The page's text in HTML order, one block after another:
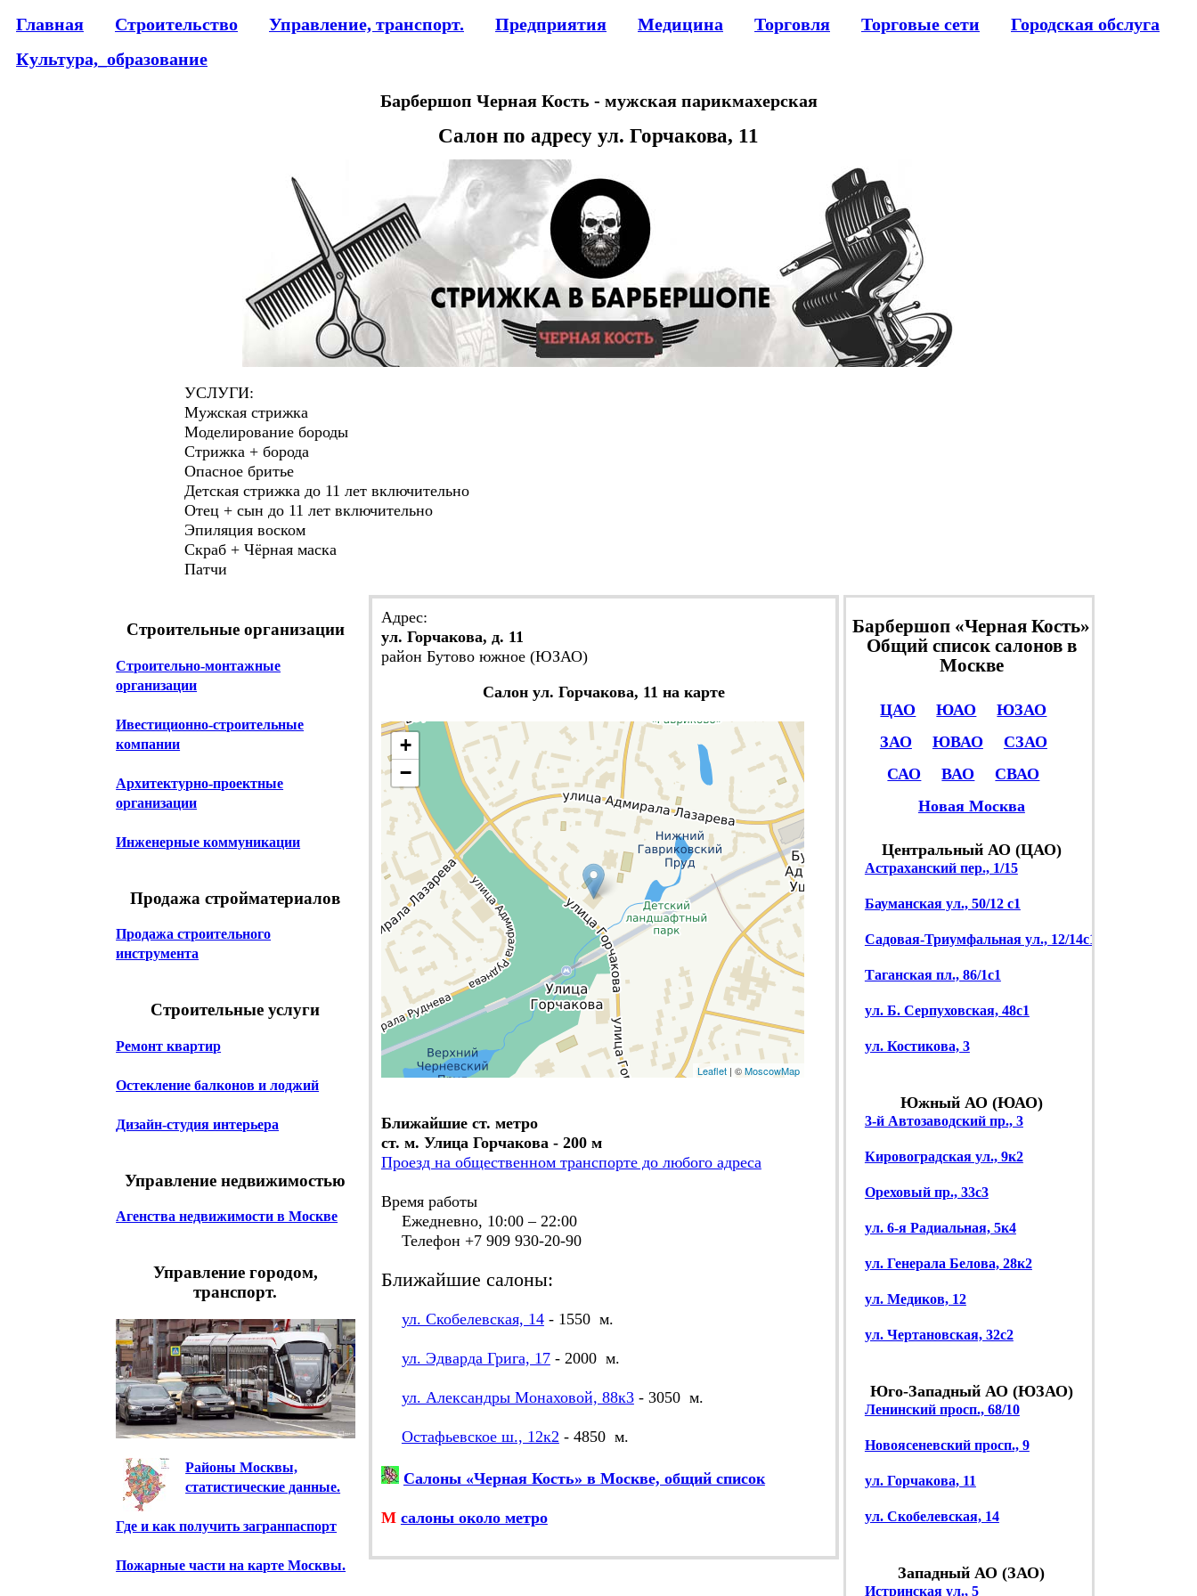
Главная Строительство Управление, транспорт. Предприятия Медицина Торговля Торговые сети
Городская обслуга
Культура,_образование
Барбершоп Черная Кость - мужская парикмахерская
Салон по адресу ул. Горчакова, 11
УСЛУГИ:
Мужская стрижка
Моделирование бороды
Стрижка + борода
Опасное бритье
Детская стрижка до 11 лет включительно
Отец + сын до 11 лет включительно
Эпиляция воском
Скраб + Чёрная маска
Патчи
Строительные организации
Строительно-монтажные
организации
Ивестиционно-строительные
компании
Архитектурно-проектные
организации
Инженерные коммуникации
Продажа стройматериалов
Продажа строительного
инструмента
Строительные услуги
Ремонт квартир
Остекление балконов и лоджий
Дизайн-студия интерьера
Управление недвижимостью
Агенства недвижимости в Москве
Управление городом,
транспорт.
Районы Москвы,
статистические данные.
Где и как получить загранпаспорт
Пожарные части на карте Москвы.
Адрес:
ул. Горчакова, д. 11
район Бутово южное (ЮЗАО)
Салон ул. Горчакова, 11 на карте
+
−
Leaflet| ©MoscowMap
Ближайшие ст. метро
ст. м. Улица Горчакова - 200 м
Проезд на общественном транспорте до любого адреса
Время работы
Ежедневно, 10:00 – 22:00
Телефон +7 909 930-20-90
Ближайшие салоны:
ул. Скобелевская, 14- 1550 м.
ул. Эдварда Грига, 17- 2000 м.
ул. Александры Монаховой, 88к3- 3050 м.
Остафьевское ш., 12к2 - 4850 м.
Салоны «Черная Кость» в Москве, общий список
М салоны около метро
Барбершоп «Черная Кость»
Общий список салонов в
Москве
ЦАО ЮАО
ЮЗАО
ЗАО
ЮВАО
СЗАО
САО
ВАО
СВАО
Новая Москва
Центральный АО (ЦАО)
Астраханский пер., 1/15
Бауманская ул., 50/12 с1
Садовая-Триумфальная ул., 12/14с1
Таганская пл., 86/1с1
ул. Б. Серпуховская, 48с1
ул. Костикова, 3
Южный АО (ЮАО)
3-й Автозаводский пр., 3
Кировоградская ул., 9к2
Ореховый пр., 33с3
ул. 6-я Радиальная, 5к4
ул. Генерала Белова, 28к2
ул. Медиков, 12
ул. Чертановская, 32с2
Юго-Западный АО (ЮЗАО)
Ленинский просп., 68/10
Новоясеневский просп., 9
ул. Горчакова, 11
ул. Скобелевская, 14
Западный АО (ЗАО)
Истринская ул., 5